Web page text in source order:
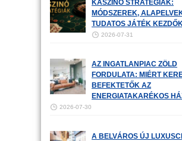
KASZINÓ STRATÉGIÁK:
MÓDSZEREK,
TUDATOS JÁTÉK
2026-07-31
AZ INGATLANPIAC ZÖLD
FORDULATA: MIÉRT
BEFEKTETŐK AZ
ENERGIATAKARÉKOS
2026-07-30
A BELVÁROS ÚJ